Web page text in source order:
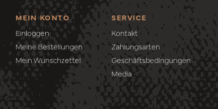
MEIN KONTO
Einloggen
Meine Bestellungen
Mein Wunschzettel
SERVICE
Kontakt
Zahlungsarten
Geschäftsbedingungen
Media